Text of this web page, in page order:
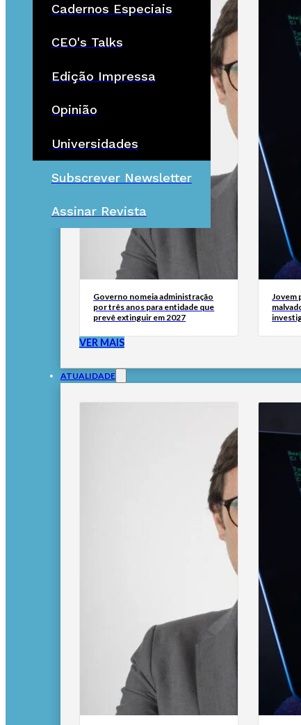
Cadernos Especiais
CEO's Talks
Edição Impressa
Opinião
Universidades
Subscrever Newsletter
Assinar Revista
Governo nomeia administração
por três anos para entidade que
prevê extinguir em 2027
Jovem
VER MAIS
ATUALIDADE